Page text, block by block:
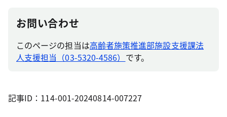
お問い合わせ
このページの担当は高齢者施策推進部施設支援課法
人支援担当（03-5320-4586） です。
記事ID：114-001-20240814-007227